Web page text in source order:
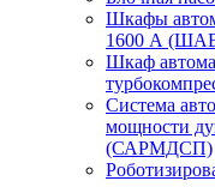
Шкафы
1600 А
Шкаф
Система
мощности
(САРМДСП)